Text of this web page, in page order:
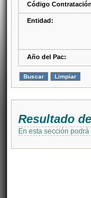
Código
Entidad:
Año del Pac:
Resultado
En esta sección